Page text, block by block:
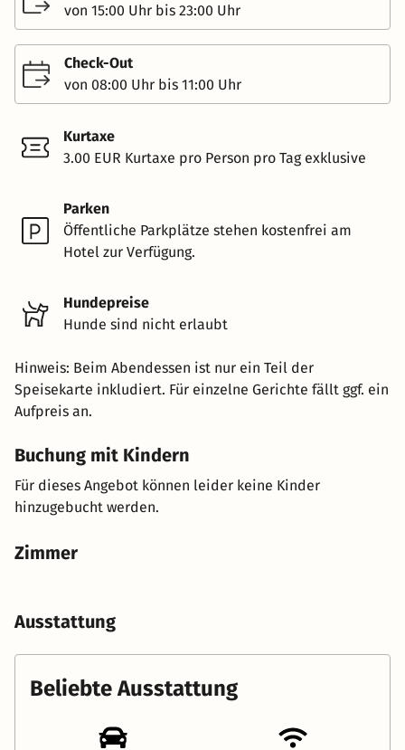
von 15:00 Uhr bis 23:00 Uhr
Check-Out
von 08:00 Uhr bis 11:00 Uhr
Kurtaxe
3.00 EUR Kurtaxe pro Person pro Tag exklusive
Parken
Öffentliche Parkplätze stehen kostenfrei am
Hotel zur Verfügung.
Hundepreise
Hunde sind nicht erlaubt
Hinweis: Beim Abendessen ist nur ein Teil der
Speisekarte inkludiert. Für einzelne Gerichte fällt ggf. ein
Aufpreis an.
Buchung mit Kindern
Für dieses Angebot können leider keine Kinder
hinzugebucht werden.
Zimmer
Ausstattung
Beliebte Ausstattung